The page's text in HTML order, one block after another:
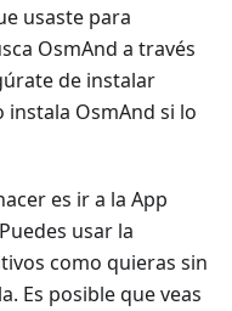
usaste para
OsmAnd a través
de instalar
instala OsmAnd si lo
es ir a la App
usar la
como quieras sin
Es posible que veas